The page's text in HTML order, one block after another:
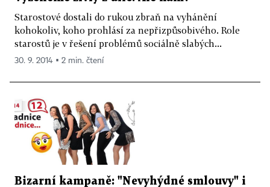
Starostové dostali do rukou zbraň na vyhánění
kohokoliv, koho prohlásí za nepřizpůsobivého. Role
starostů je v řešení problémů sociálně slabých...
30. 9. 2014 ▪ 2 min. čtení
Bizarní kampaně: "Nevyhýdné smlouvy" i